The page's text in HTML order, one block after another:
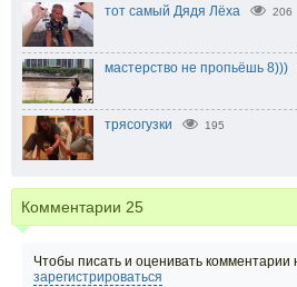
тот самый Дядя Лёха 206
мастерство не пропьёшь 8)))
трясогузки 195
Комментарии 25
Чтобы писать и оценивать комментарии
зарегистрироваться